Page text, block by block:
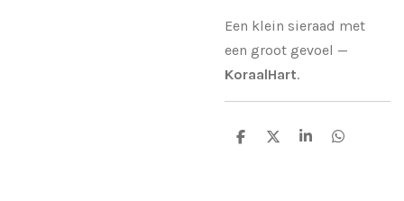
Een klein sieraad met
een groot gevoel —
KoraalHart.
D
D
S
D